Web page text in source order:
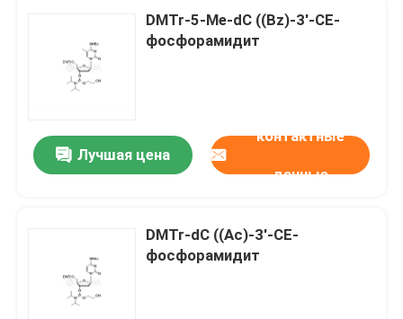
DMTr-5-Me-dC ((Bz)-3'-CE-
фосфорамидит
Лучшая цена
контактные
данные
DMTr-dC ((Ac)-3'-CE-
фосфорамидит